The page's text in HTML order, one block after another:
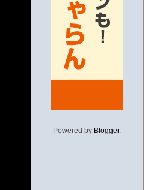
Powered by Blogger.